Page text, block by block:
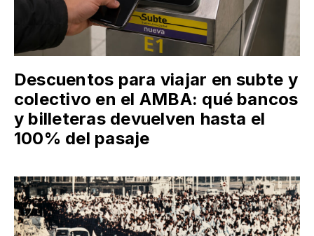
Descuentos para viajar en subte y
colectivo en el AMBA: qué bancos
y billeteras devuelven hasta el
100% del pasaje